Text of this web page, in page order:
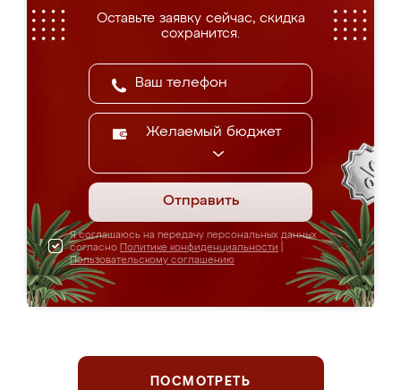
Оставьте заявку сейчас, скидка
сохранится.
Желаемый бюджет
Отправить
Я соглашаюсь на передачу персональных данных
согласно Политике конфиденциальности
Пользовательскому соглашению
ПОСМОТРЕТЬ